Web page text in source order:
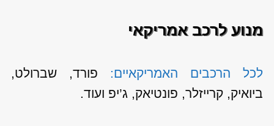
מנוע לרכב אמריקאי
לכל הרכבים האמריקאיים: פורד, שברולט,
ביואיק, קרייזלר, פונטיאק, ג’יפ ועוד.